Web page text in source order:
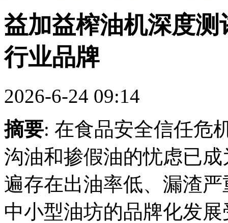
益加益榨油机深度
行业品牌
2026-6-24 09:14
摘要: 在食品安全信任危
沟油和掺假油的忧虑已
遍存在出油率低、漏渣
中小型油坊的品牌化发